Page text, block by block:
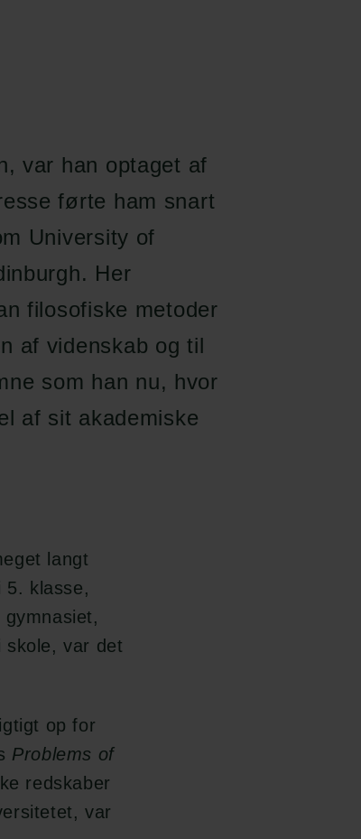
var han optaget af
førte ham snart
University of
Her
filosofiske metoder
af videnskab og til
som han nu, hvor
af sit akademiske
langt
5. klasse,
gymnasiet,
skole, var det
op for
Problems of
redskaber
var